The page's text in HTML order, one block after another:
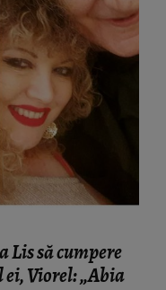
Lis să cumpere
ei, Viorel: „Abia